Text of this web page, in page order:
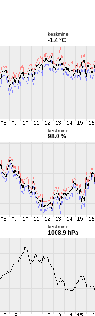
keskmine
-1.4 °C
keskmine
98.0 %
keskmine
1008.9 hPa